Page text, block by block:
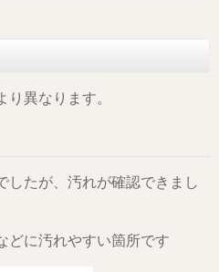
異なります。
したが、汚れが確認できまし
どに汚れやすい箇所です